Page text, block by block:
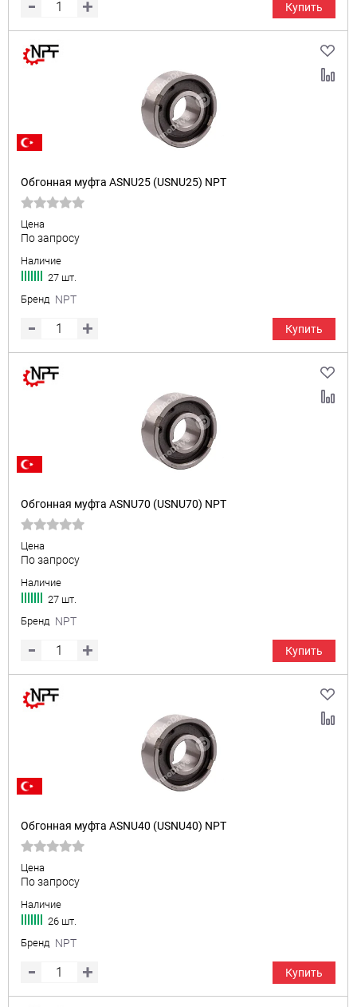
Купить
Обгонная муфта ASNU25 (USNU25) NPT
Цена
По запросу
Наличие
27 шт.
Бренд NPT
Купить
Обгонная муфта ASNU70 (USNU70) NPT
Цена
По запросу
Наличие
27 шт.
Бренд NPT
Купить
Обгонная муфта ASNU40 (USNU40) NPT
Цена
По запросу
Наличие
26 шт.
Бренд NPT
Купить